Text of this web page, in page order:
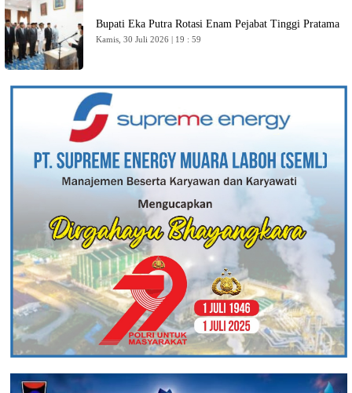
Bupati Eka Putra Rotasi Enam Pejabat Tinggi Pratama
Kamis, 30 Juli 2026 | 19 : 59